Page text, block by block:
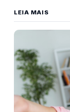
LEIA MAIS